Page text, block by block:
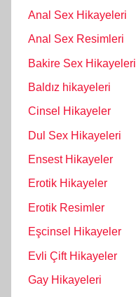
Anal Sex Hikayeleri
Anal Sex Resimleri
Bakire Sex Hikayeleri
Baldız hikayeleri
Cinsel Hikayeler
Dul Sex Hikayeleri
Ensest Hikayeler
Erotik Hikayeler
Erotik Resimler
Eşcinsel Hikayeler
Evli Çift Hikayeler
Gay Hikayeleri